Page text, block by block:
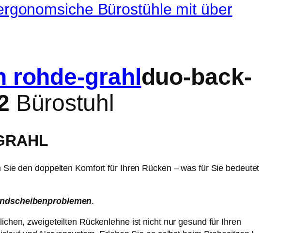
Bürostühle mit über
duo-back-
Bürostuhl
den doppelten Komfort für Ihren Rücken – was für Sie bedeutet
.
zweigeteilten Rückenlehne ist nicht nur gesund für Ihren